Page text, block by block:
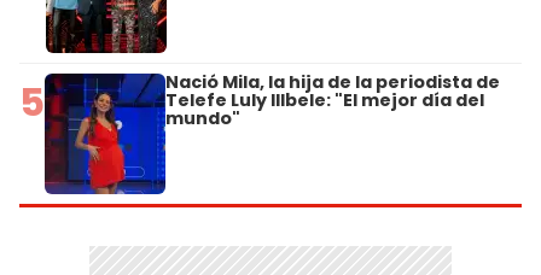
5 Nació Mila, la hija de la periodista de
Telefe Luly Illbele: "El mejor día del
mundo"